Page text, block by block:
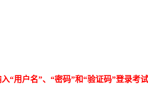
“用户名”、“密码”和“验证码”登录